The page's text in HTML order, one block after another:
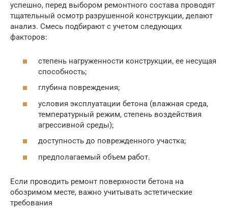
успешно, перед выбором ремонтного состава проводят
тщательный осмотр разрушенной конструкции, делают
анализ. Смесь подбирают с учетом следующих
факторов:
степень нагруженности конструкции, ее несущая
способность;
глубина повреждения;
условия эксплуатации бетона (влажная среда,
температурный режим, степень воздействия
агрессивной среды);
доступность до поврежденного участка;
предполагаемый объем работ.
Если проводить ремонт поверхности бетона на
обозримом месте, важно учитывать эстетические
требования